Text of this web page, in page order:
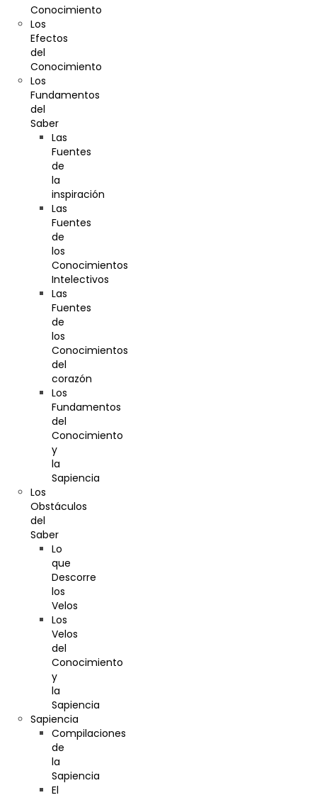
Conocimiento
Los
Efectos
del
Conocimiento
Los
Fundamentos
del
Saber
Las
Fuentes
de
la
inspiración
Las
Fuentes
de
los
Conocimientos
Intelectivos
Las
Fuentes
de
los
Conocimientos
del
corazón
Los
Fundamentos
del
Conocimiento
y
la
Sapiencia
Los
Obstáculos
del
Saber
Lo
que
Descorre
los
Velos
Los
Velos
del
Conocimiento
y
la
Sapiencia
Sapiencia
Compilaciones
de
la
Sapiencia
El